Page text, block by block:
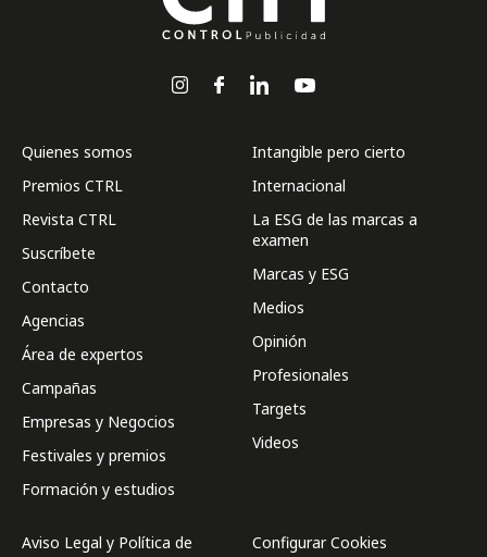
Quienes somos
Premios CTRL
Revista CTRL
Suscríbete
Contacto
Agencias
Área de expertos
Campañas
Empresas y Negocios
Festivales y premios
Formación y estudios
Intangible pero cierto
Internacional
La ESG de las marcas a
examen
Marcas y ESG
Medios
Opinión
Profesionales
Targets
Videos
Aviso Legal y Política de
Configurar Cookies